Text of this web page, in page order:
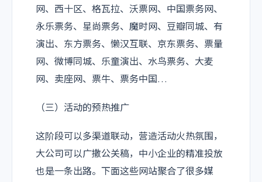
网、西十区、格瓦拉、沃票网、中国票务网、
永乐票务、星尚票务、魔时网、豆瓣同城、有
演出、东方票务、懒汉互联、京东票务、票量
网、微博同城、乐童演出、水鸟票务、大麦
网、卖座网、票牛、票务中国…
（三）活动的预热推广
这阶段可以多渠道联动，营造活动火热氛围，
大公司可以广撒公关稿，中小企业的精准投放
也是一条出路。下面这些网站聚合了很多媒